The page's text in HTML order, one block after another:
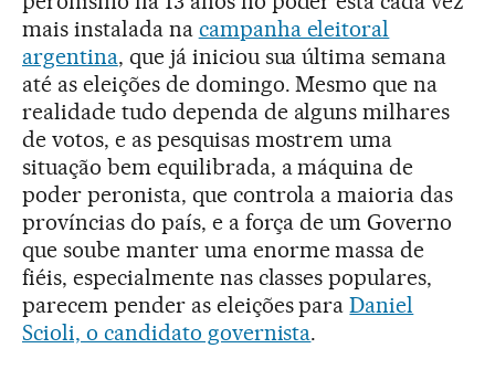
mais instalada na campanha eleitoral
argentina, que já iniciou sua última semana
até as eleições de domingo. Mesmo que na
realidade tudo dependa de alguns milhares
de votos, e as pesquisas mostrem uma
situação bem equilibrada, a máquina de
poder peronista, que controla a maioria das
províncias do país, e a força de um Governo
que soube manter uma enorme massa de
fiéis, especialmente nas classes populares,
parecem pender as eleições paraDaniel
Scioli, o candidato governista.